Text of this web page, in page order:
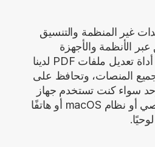
غير المنظمة والتنسيق
عبر الأنظمة والأجهزة
المختلفة. إن أداة تعديل ملفات PDF لدينا
المنصات، وتحافظ على
سواء كنت تستخدم جهاز
كمبيوتر شخصي أو نظام macOS أو هاتفًا